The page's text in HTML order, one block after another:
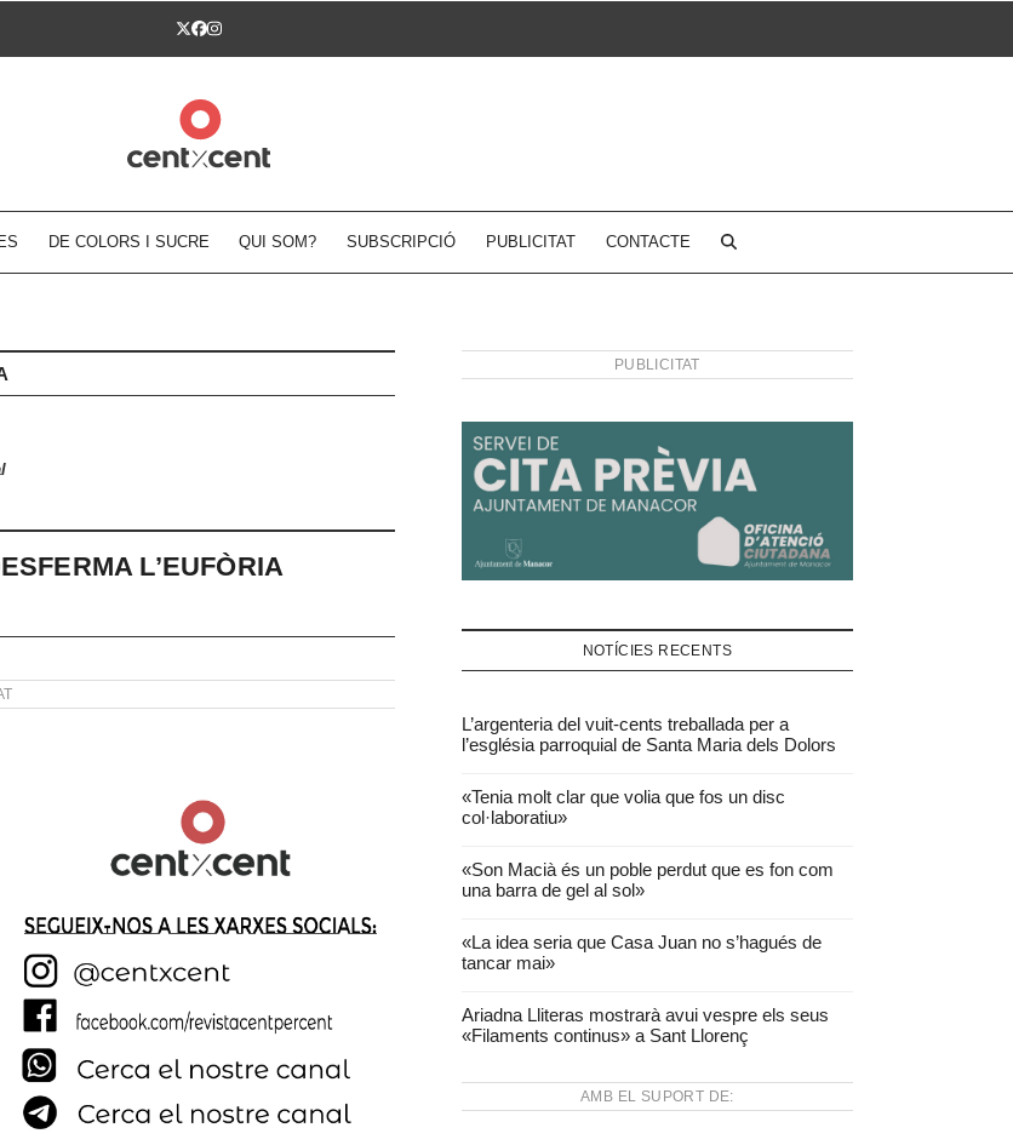
Twitter
Facebook
Instagram
DE COLORS I SUCRE QUI SOM? SUBSCRIPCIÓ PUBLICITAT CONTACTE
L’EUFÒRIA
PUBLICITAT
NOTÍCIES RECENTS
L’argenteria del vuit-cents treballada per a
l’església parroquial de Santa Maria dels Dolors
«Tenia molt clar que volia que fos un disc
col·laboratiu»
«Son Macià és un poble perdut que es fon com
una barra de gel al sol»
«La idea seria que Casa Juan no s’hagués de
tancar mai»
Ariadna Lliteras mostrarà avui vespre els seus
«Filaments continus» a Sant Llorenç
AMB EL SUPORT DE: